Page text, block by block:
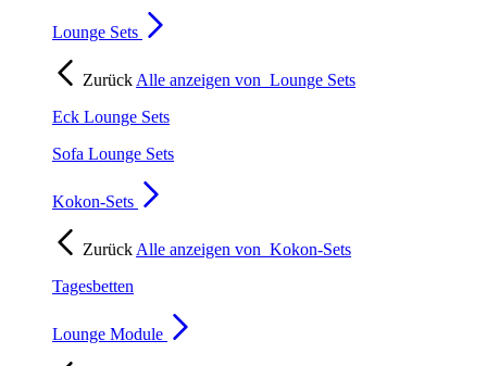
Lounge Sets
Zurück Alle anzeigen von Lounge Sets
Eck Lounge Sets
Sofa Lounge Sets
Kokon-Sets
Zurück Alle anzeigen von Kokon-Sets
Tagesbetten
Lounge Module